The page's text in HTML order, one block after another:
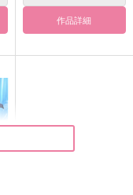
サンプル
作品詳細